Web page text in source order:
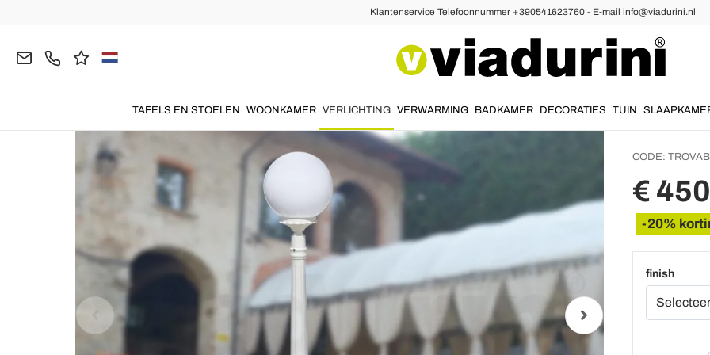
Klantenservice Telefoonnummer +390541623760 - E-mail info@viadurini.nl
TAFELS EN STOELEN WOONKAMER VERLICHTING VERWARMING BADKAMER DECORATIES TUIN
145
acryl
in
CODE:
€
-20%
finish